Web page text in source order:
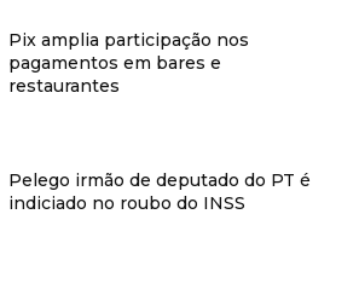
Pix amplia participação nos
pagamentos em bares e
restaurantes
Pelego irmão de deputado do PT é
indiciado no roubo do INSS